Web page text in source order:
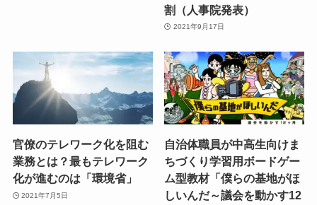
割（人事院発表）
2021年9月17日
官僚のテレワーク化を阻む
業務とは？最もテレワーク
化が進むのは「環境省」
2021年7月5日
自治体職員が中高生向けま
ちづくり学習用ボードゲー
ム型教材「僕らの基地がほ
しいんだ～議会を動かす12